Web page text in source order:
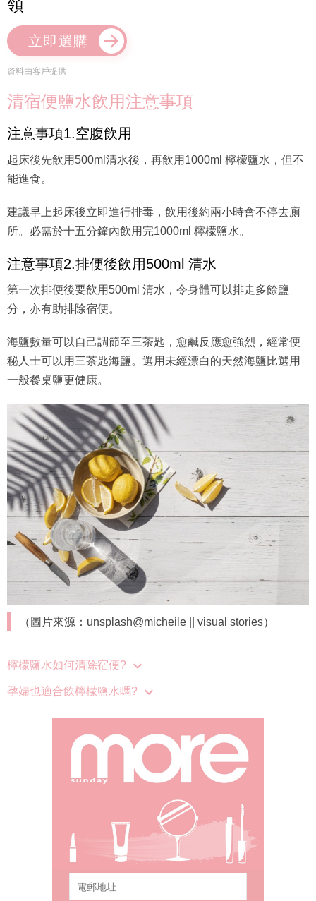
領
立即選購
資料由客戶提供
清宿便鹽水飲用注意事項
注意事項1.空腹飲用
起床後先飲用500ml清水後，再飲用1000ml 檸檬鹽水，但不
能進食。
建議早上起床後立即進行排毒，飲用後約兩小時會不停去廁
所。必需於十五分鐘內飲用完1000ml 檸檬鹽水。
注意事項2.排便後飲用500ml 清水
第一次排便後要飲用500ml 清水，令身體可以排走多餘鹽
分，亦有助排除宿便。
海鹽數量可以自己調節至三茶匙，愈鹹反應愈強烈，經常便
秘人士可以用三茶匙海鹽。選用未經漂白的天然海鹽比選用
一般餐桌鹽更健康。
（圖片來源：unsplash@micheile || visual stories）
檸檬鹽水如何清除宿便?
孕婦也適合飲檸檬鹽水嗎?